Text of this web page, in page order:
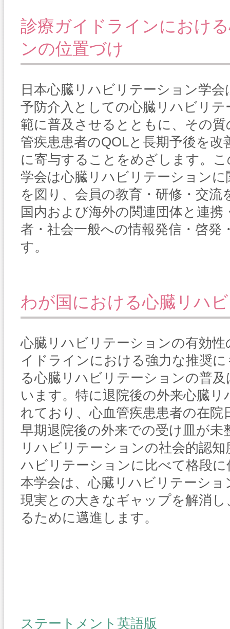
診療ガイドラインにおけ
ンの位置づけ
日本心臓リハビリテーション学
予防介入としての心臓リハビリ
範に普及させるとともに、その
管疾患患者のQOLと長期予後を
に寄与することをめざします。
学会は心臓リハビリテーション
を図り、会員の教育・研修・交
国内および海外の関連団体と連携
者・社会一般への情報発信・啓発
す。
わが国における心臓リハ
心臓リハビリテーションの有効
イドラインにおける強力な推奨
る心臓リハビリテーションの普
います。特に退院後の外来心臓
れており、心血管疾患患者の在
早期退院後の外来での受け皿が
リハビリテーションの社会的認
ハビリテーションに比べて格段
本学会は、心臓リハビリテーシ
現実との大きなギャップを解消
るために邁進します。
ステートメント英語版